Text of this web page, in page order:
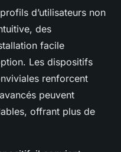
d’utilisateurs non
des
facile
Les dispositifs
renforcent
peuvent
offrant plus de